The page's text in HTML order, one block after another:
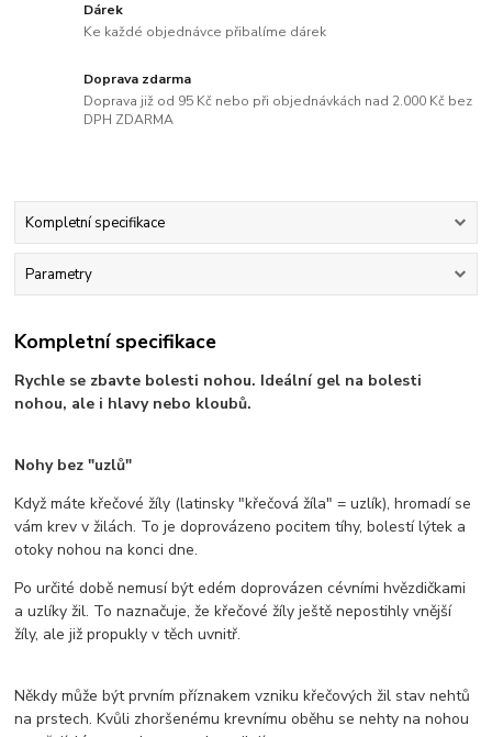
Dárek
Ke každé objednávce přibalíme dárek
Doprava zdarma
Doprava již od 95 Kč nebo při objednávkách nad 2.000 Kč bez
DPH ZDARMA
Kompletní specifikace
Parametry
Kompletní specifikace
Rychle se zbavte bolesti nohou. Ideální gel na bolesti
nohou, ale i hlavy nebo kloubů.
Nohy bez "uzlů"
Když máte křečové žíly (latinsky "křečová žíla" = uzlík), hromadí se
vám krev v žilách. To je doprovázeno pocitem tíhy, bolestí lýtek a
otoky nohou na konci dne.
Po určité době nemusí být edém doprovázen cévními hvězdičkami
a uzlíky žil. To naznačuje, že křečové žíly ještě nepostihly vnější
žíly, ale již propukly v těch uvnitř.
Někdy může být prvním příznakem vzniku křečových žil stav nehtů
na prstech. Kvůli zhoršenému krevnímu oběhu se nehty na nohou